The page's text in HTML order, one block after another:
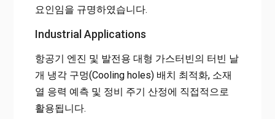
요인임을 규명하였습니다.
Industrial Applications
항공기 엔진 및 발전용 대형 가스터빈의 터빈 날
개 냉각 구멍(Cooling holes) 배치 최적화, 소재
열 응력 예측 및 정비 주기 산정에 직접적으로
활용됩니다.